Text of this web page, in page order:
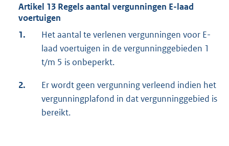
Artikel 13 Regels aantal vergunningen E-laad
voertuigen
1.
Het aantal te verlenen vergunningen voor E-
laad voertuigen in de vergunninggebieden 1
t/m 5 is onbeperkt.
2.
Er wordt geen vergunning verleend indien het
vergunningplafond in dat vergunninggebied is
bereikt.